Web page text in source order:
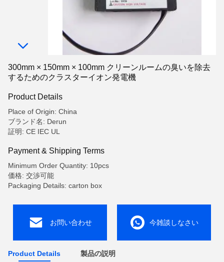
300mm × 150mm × 100mm クリーンルームの臭いを除去
するためのクラスターイオン発電機
Product Details
Place of Origin: China
ブランド名: Derun
証明: CE IEC UL
Payment & Shipping Terms
Minimum Order Quantity: 10pcs
価格: 交渉可能
Packaging Details: carton box
お問い合わせ 今雑談しなさい
Product Details 製品の説明